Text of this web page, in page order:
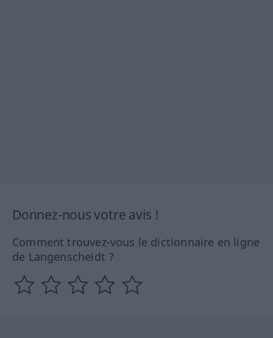
Donnez-nous votre avis !
Comment trouvez-vous le dictionnaire en ligne
de Langenscheidt ?